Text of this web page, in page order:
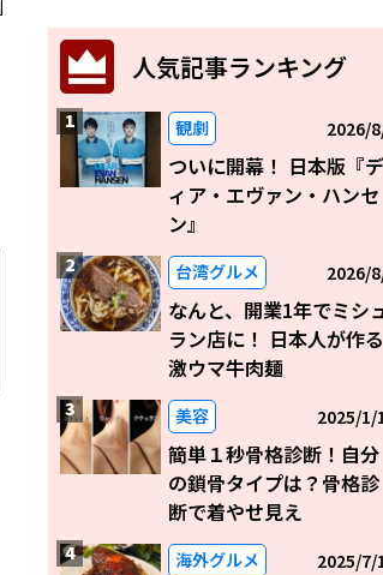
人気記事ランキング
観劇 2026/
ついに開幕！ 日本版『デ
ィア・エヴァン・ハンセ
ン』
台湾グルメ 2026/
なんと、開業1年でミシ
ラン店に！ 日本人が作る
激ウマ牛肉麺
美容 2025/1/
簡単１秒骨格診断！自分
の鎖骨タイプは？骨格診
断で着やせ見え
海外グルメ 2025/7/